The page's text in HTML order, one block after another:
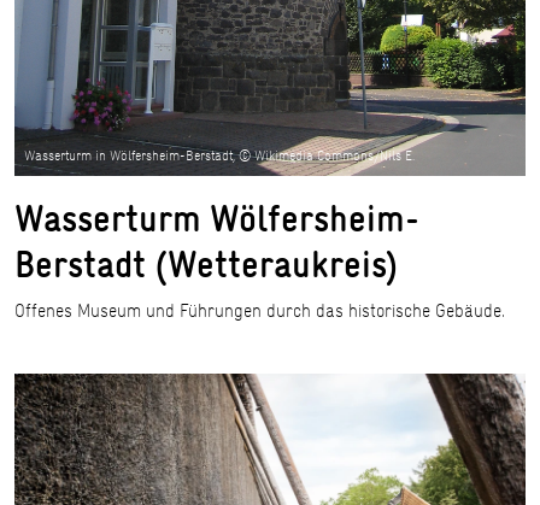
Wasserturm in Wölfersheim-Berstadt, © Wikimedia Commons/Nils E.
Wasserturm Wölfersheim-
Berstadt (Wetteraukreis)
Offenes Museum und Führungen durch das historische Gebäude.